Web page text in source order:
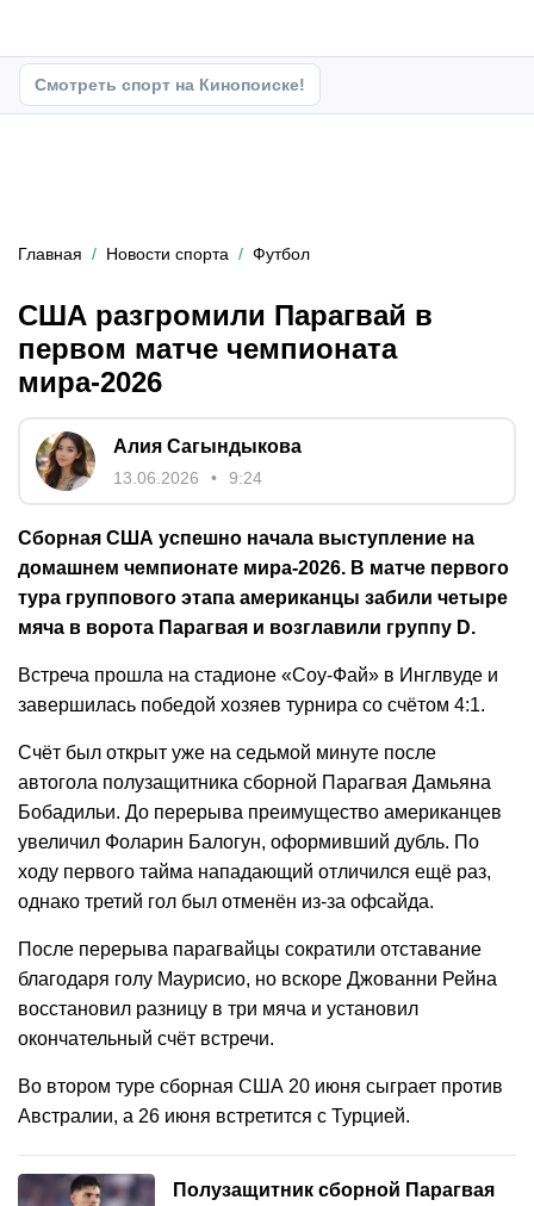
Смотреть спорт на Кинопоиске!
Главная Новости спорта Футбол
США разгромили Парагвай в
первом матче чемпионата
мира-2026
Алия Сагындыкова
13.06.2026 9:24
Сборная США успешно начала выступление на
домашнем чемпионате мира-2026. В матче первого
тура группового этапа американцы забили четыре
мяча в ворота Парагвая и возглавили группу D.
Встреча прошла на стадионе «Соу-Фай» в Инглвуде и
завершилась победой хозяев турнира со счётом 4:1.
Счёт был открыт уже на седьмой минуте после
автогола полузащитника сборной Парагвая Дамьяна
Бобадильи. До перерыва преимущество американцев
увеличил Фоларин Балогун, оформивший дубль. По
ходу первого тайма нападающий отличился ещё раз,
однако третий гол был отменён из-за офсайда.
После перерыва парагвайцы сократили отставание
благодаря голу Маурисио, но вскоре Джованни Рейна
восстановил разницу в три мяча и установил
окончательный счёт встречи.
Во втором туре сборная США 20 июня сыграет против
Австралии, а 26 июня встретится с Турцией.
Полузащитник сборной Парагвая